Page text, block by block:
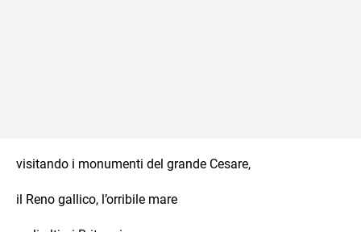
visitando i monumenti del grande Cesare,
il Reno gallico, l’orribile mare